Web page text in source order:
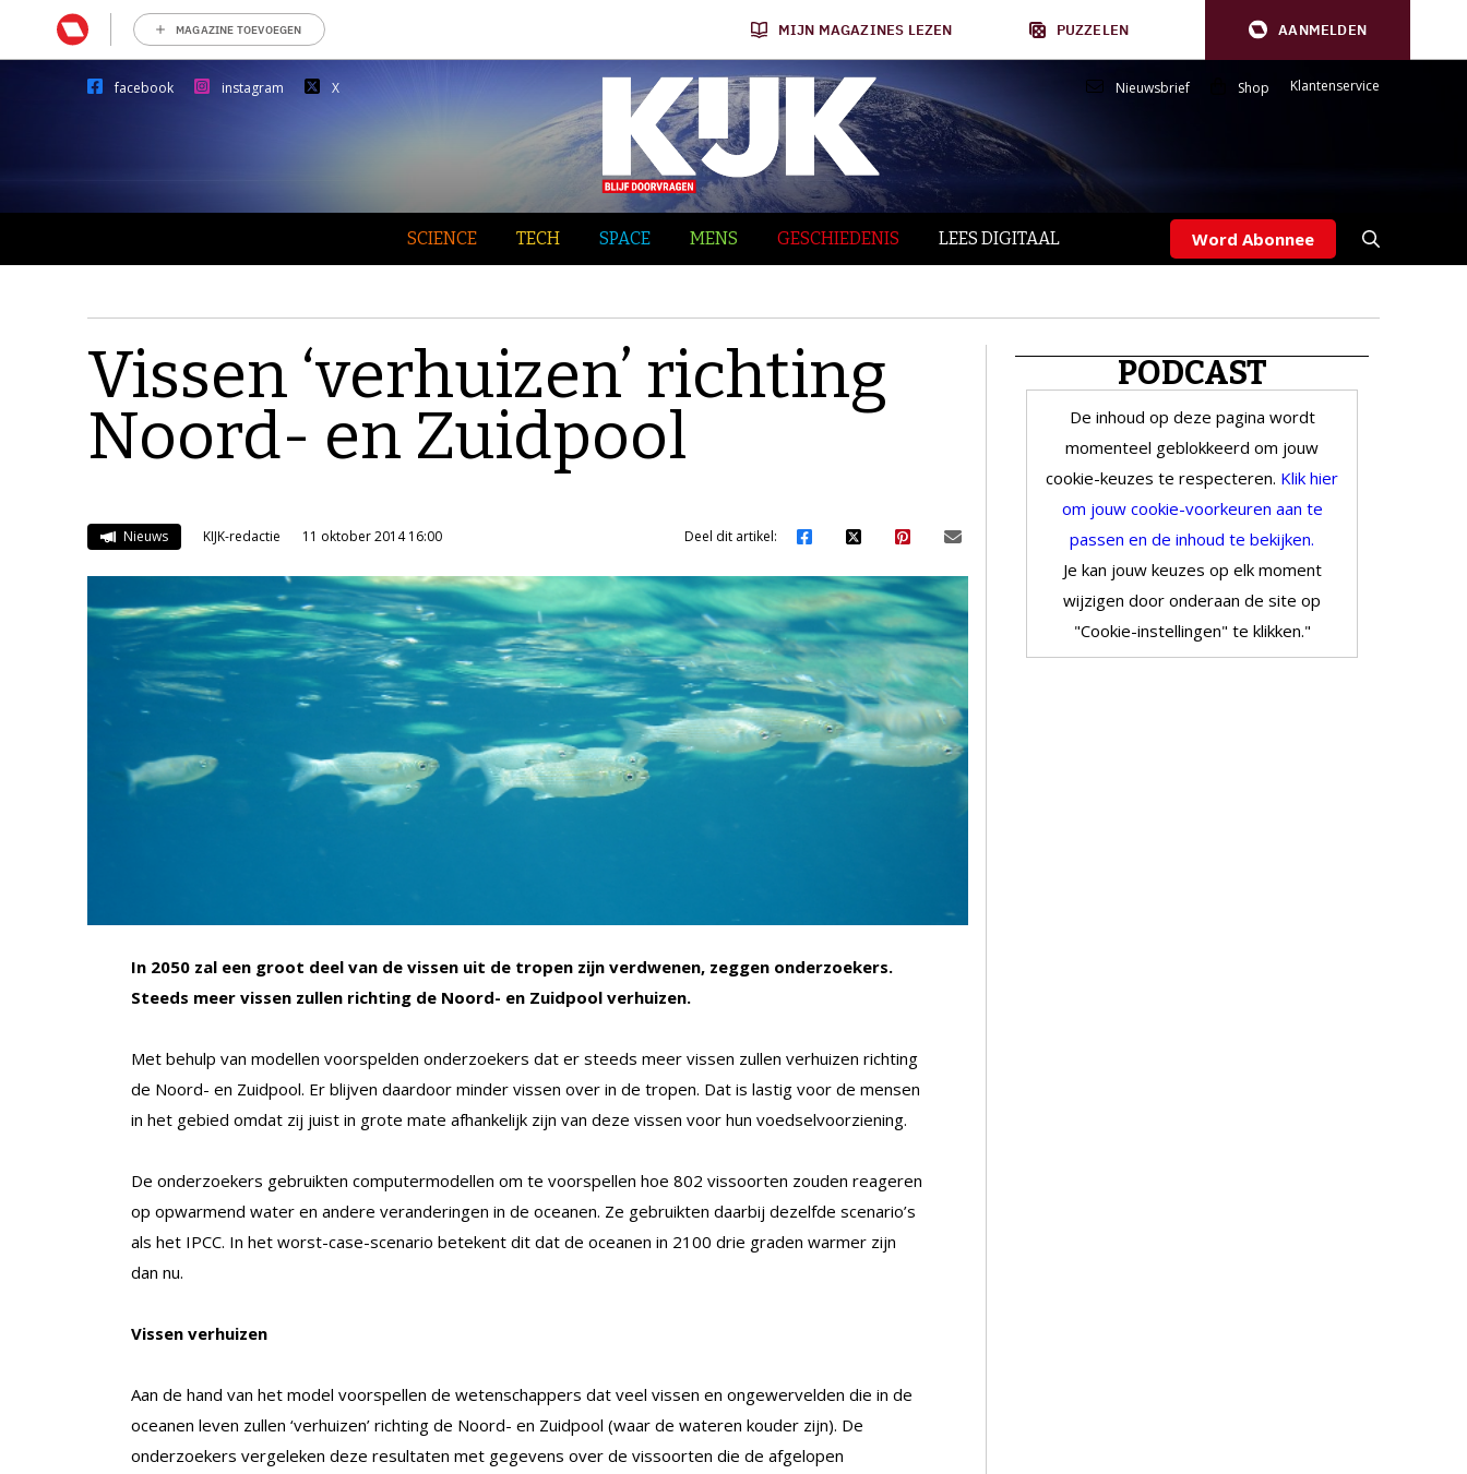
MAGAZINE TOEVOEGEN MIJN MAGAZINES LEZEN PUZZELEN AANMELDEN
facebook instagram X Nieuwsbrief Shop Klantenservice
SCIENCE TECH SPACE MENS GESCHIEDENIS LEES DIGITAAL Word Abonnee
Vissen ‘verhuizen’ richting
Noord- en Zuidpool
Nieuws KIJK-redactie 11 oktober 2014 16:00 Deel dit artikel:
In 2050 zal een groot deel van de vissen uit de tropen zijn verdwenen, zeggen onderzoekers.
Steeds meer vissen zullen richting de Noord- en Zuidpool verhuizen.
Met behulp van modellen voorspelden onderzoekers dat er steeds meer vissen zullen verhuizen richting
de Noord- en Zuidpool. Er blijven daardoor minder vissen over in de tropen. Dat is lastig voor de mensen
in het gebied omdat zij juist in grote mate afhankelijk zijn van deze vissen voor hun voedselvoorziening.
De onderzoekers gebruikten computermodellen om te voorspellen hoe 802 vissoorten zouden reageren
op opwarmend water en andere veranderingen in de oceanen. Ze gebruikten daarbij dezelfde scenario’s
als het IPCC. In het worst-case-scenario betekent dit dat de oceanen in 2100 drie graden warmer zijn
dan nu.
Vissen verhuizen
Aan de hand van het model voorspellen de wetenschappers dat veel vissen en ongewervelden die in de
oceanen leven zullen ‘verhuizen’ richting de Noord- en Zuidpool (waar de wateren kouder zijn). De
onderzoekers vergeleken deze resultaten met gegevens over de vissoorten die de afgelopen
PODCAST
De inhoud op deze pagina wordt
momenteel geblokkeerd om jouw
cookie-keuzes te respecteren. Klik hier
om jouw cookie-voorkeuren aan te
passen en de inhoud te bekijken.
Je kan jouw keuzes op elk moment
wijzigen door onderaan de site op
"Cookie-instellingen" te klikken."